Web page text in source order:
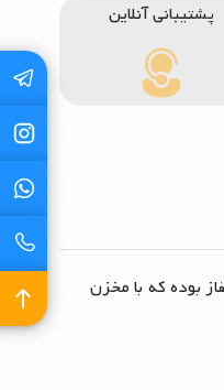
پشتیبانی آنلاین
تکفاز بوده که با مخزن